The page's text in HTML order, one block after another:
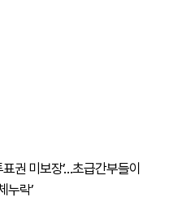
권 미보장’…초급간부들이
누락’